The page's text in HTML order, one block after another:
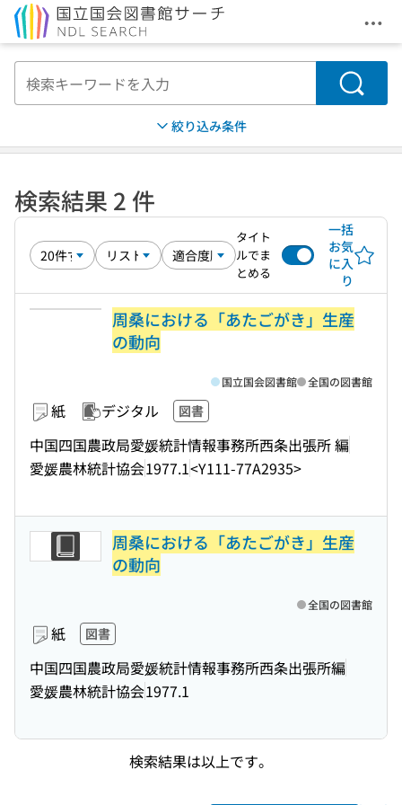
メ
検索
絞り込み条件
検索結果 2 件
タイト
ルでま
とめる
一括
お気
に入
り
周桑における「あたごがき」生産
の動向
紙 デジタル 図書
中国四国農政局愛媛統計情報事務所西条出張所 編
愛媛農林統計協会1977.1<Y111-77A2935>
国立国会図書館 全国の図書館
周桑における「あたごがき」生産
の動向
紙 図書
中国四国農政局愛媛統計情報事務所西条出張所編
愛媛農林統計協会1977.1
全国の図書館
検索結果は以上です。